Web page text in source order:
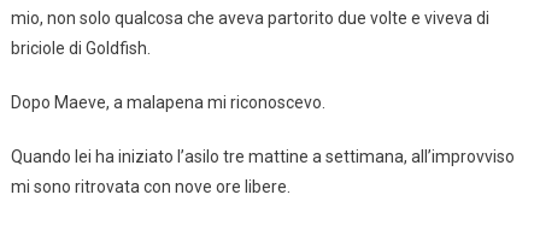
mio, non solo qualcosa che aveva partorito due volte e viveva di
briciole di Goldfish.
Dopo Maeve, a malapena mi riconoscevo.
Quando lei ha iniziato l’asilo tre mattine a settimana, all’improvviso
mi sono ritrovata con nove ore libere.